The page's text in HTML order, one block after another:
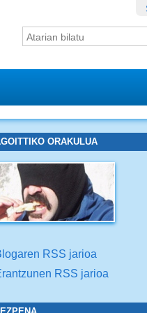
Bilatu atarian
ORAKULUA
RSS jarioa
RSS jarioa